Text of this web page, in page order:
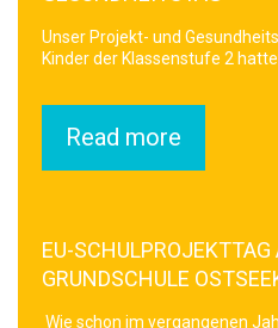
Unser Projekt- und
Kinder der Klassenstufe 2
Read more
EU-SCHULPROJEKTTAG
GRUNDSCHULE
Wie schon im vergangenen